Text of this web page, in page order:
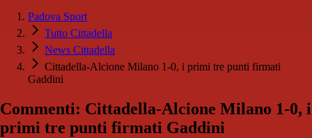
Padova Sport
Tutto Cittadella
News Cittadella
Cittadella-Alcione Milano 1-0, i primi tre punti firmati
Gaddini
Commenti: Cittadella-Alcione Milano 1-0, i
primi tre punti firmati Gaddini